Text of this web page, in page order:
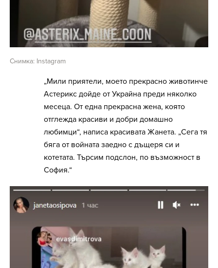
Снимка: Instagram
„Мили приятели, моето прекрасно животинче
Астерикс дойде от Украйна преди няколко
месеца. От една прекрасна жена, която
отглежда красиви и добри домашно
любимци“, написа красивата Жанета. „Сега тя
бяга от войната заедно с дъщеря си и
котетата. Търсим подслон, по възможност в
София.“